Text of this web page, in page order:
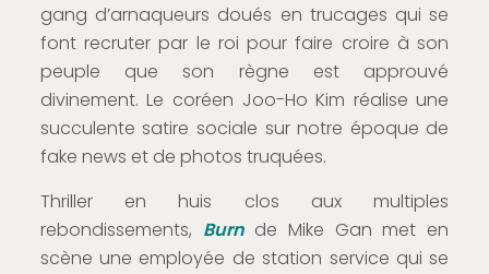
gang d’arnaqueurs doués en trucages qui se
font recruter par le roi pour faire croire à son
peuple que son règne est approuvé
divinement. Le coréen Joo-Ho Kim réalise une
succulente satire sociale sur notre époque de
fake news et de photos truquées.
Thriller en huis clos aux multiples
rebondissements, Burnde Mike Gan met en
scène une employée de station service qui se